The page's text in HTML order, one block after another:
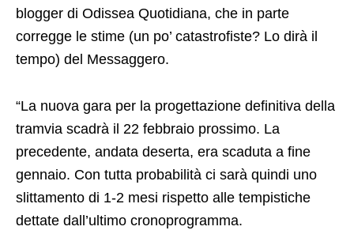
blogger di Odissea Quotidiana, che in parte
corregge le stime (un po’ catastrofiste? Lo dirà il
tempo) del Messaggero.
“La nuova gara per la progettazione definitiva della
tramvia scadrà il 22 febbraio prossimo. La
precedente, andata deserta, era scaduta a fine
gennaio. Con tutta probabilità ci sarà quindi uno
slittamento di 1-2 mesi rispetto alle tempistiche
dettate dall’ultimo cronoprogramma.